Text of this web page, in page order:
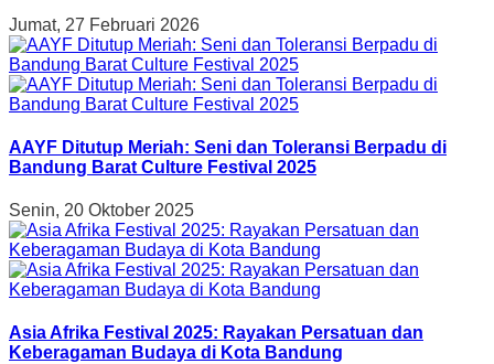
Jumat, 27 Februari 2026
AAYF Ditutup Meriah: Seni dan Toleransi Berpadu di
Bandung Barat Culture Festival 2025
Senin, 20 Oktober 2025
Asia Afrika Festival 2025: Rayakan Persatuan dan
Keberagaman Budaya di Kota Bandung